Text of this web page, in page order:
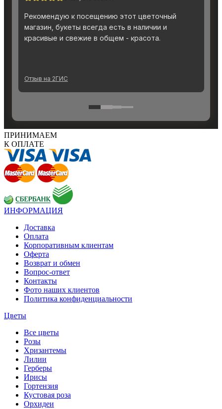
ПРИНИМАЕМ
К ОПЛАТЕ
ИНФОРМАЦИЯ
Доставка
Оплата
Корпоративным клиентам
Оферта
Возврат и обмен
Вопрос-ответ
Контакты
Фото наших клиентов
Политика конфиденциальности
Цветы
Все цветы
Розы
Хризантемы
Лилии
Герберы
Ирисы
Гортензия
Кустовая роза
Орхидеи